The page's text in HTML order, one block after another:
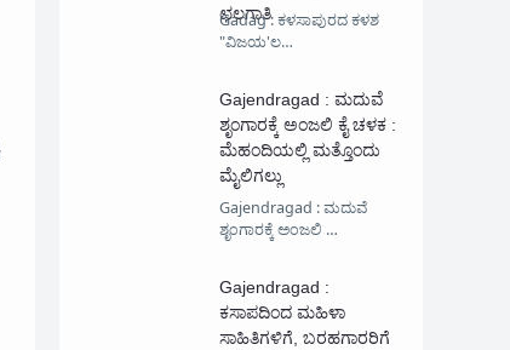
ಛಲಗಾತಿ
Gadag : ಕಳಸಾಪುರದ ಕಳಶ
"ವಿಜಯ'ಲ…
Gajendragad : ಮದುವೆ
ಶೃಂಗಾರಕ್ಕೆ ಅಂಜಲಿ ಕೈ ಚಳಕ :
ಮೆಹಂದಿಯಲ್ಲಿ ಮತ್ತೊಂದು
ಮೈಲಿಗಲ್ಲು
Gajendragad : ಮದುವೆ
ಶೃಂಗಾರಕ್ಕೆ ಅಂಜಲಿ …
Gajendragad :
ಕಸಾಪದಿಂದ ಮಹಿಳಾ
ಸಾಹಿತಿಗಳಿಗೆ, ಬರಹಗಾರರಿಗೆ